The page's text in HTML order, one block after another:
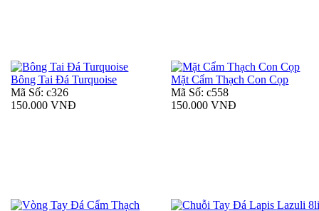
Bông Tai Đá Turquoise
Mã Số: c326
150.000 VNĐ
Mặt Cẩm Thạch Con Cọp
Mã Số: c558
150.000 VNĐ